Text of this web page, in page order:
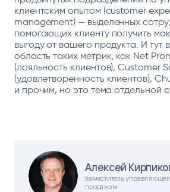
Алексей
заместитель
продажам
клиентским опытом (customer
management) — выделенных
помогающих клиенту получить
выгоду от вашего продукта. И тут
область таких метрик, как Net
(лояльность клиентов), Customer
(удовлетворенность клиентов),
и прочим, но это тема отдельной